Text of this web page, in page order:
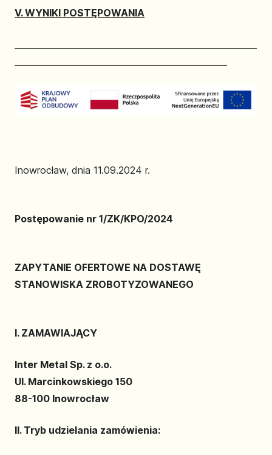
V. WYNIKI POSTĘPOWANIA
Inowrocław, dnia 11.09.2024 r.
Postępowanie nr 1/ZK/KPO/2024
ZAPYTANIE OFERTOWE NA DOSTAWĘ
STANOWISKA ZROBOTYZOWANEGO
I. ZAMAWIAJĄCY
Inter Metal Sp. z o.o.
Ul. Marcinkowskiego 150
88-100 Inowrocław
II. Tryb udzielania zamówienia: